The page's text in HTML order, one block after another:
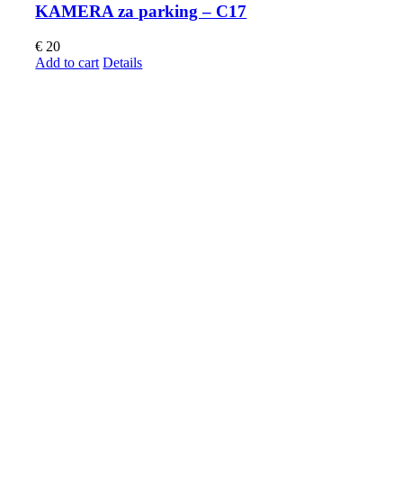
KAMERA za parking – C17
€ 20
Add to cart Details